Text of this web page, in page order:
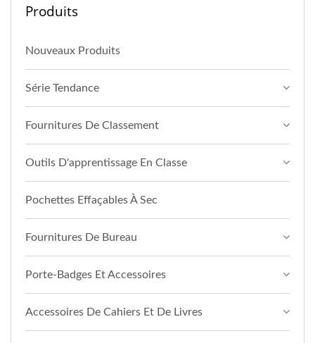
Produits
Nouveaux Produits
Série Tendance
Fournitures De Classement
Outils D'apprentissage En Classe
Pochettes Effaçables À Sec
Fournitures De Bureau
Porte-Badges Et Accessoires
Accessoires De Cahiers Et De Livres